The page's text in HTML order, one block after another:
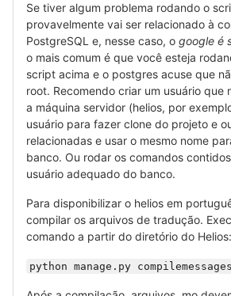
Se tiver algum problema rodando o
provavelmente vai ser relacionado à
PostgreSQL e, nesse caso, o google é
o mais comum é que você esteja
script acima e o postgres acuse que
root. Recomendo criar um usuário que
a máquina servidor (helios, por
usuário para fazer clone do projeto e
relacionadas e usar o mesmo nome
banco. Ou rodar os comandos
usuário adequado do banco.
Para disponibilizar o helios em
compilar os arquivos de tradução.
comando a partir do diretório do Helios:
python manage.py compilemessages